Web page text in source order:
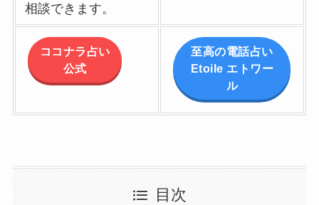
相談できます。
ココナラ占い
公式
至高の電話占い
Etoile エトワー
ル
目次